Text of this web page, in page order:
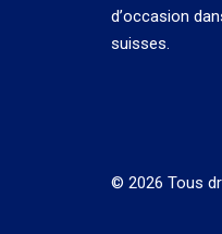
d’occasion
suisses.
© 2026 Tous